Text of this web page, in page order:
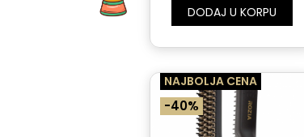
DODAJ U KORPU
NAJBOLJA CENA
-40%